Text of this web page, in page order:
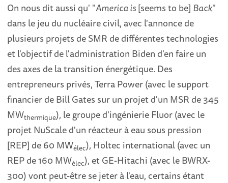
On nous dit aussi qu' "America is[seems to be] Back"
dans le jeu du nucléaire civil, avec l'annonce de
plusieurs projets de SMR de différentes technologies
et l'objectif de l'administration Biden d'en faire un
des axes de la transition énergétique. Des
entrepreneurs privés, Terra Power (avec le support
financier de Bill Gates sur un projet d'un MSR de 345
MWthermique), le groupe d'ingénierie Fluor (avec le
projet NuScale d'un réacteur à eau sous pression
[REP] de 60 MWélec), Holtec international (avec un
REP de 160 MWélec), et GE-Hitachi (avec le BWRX-
300) vont peut-être se jeter à l'eau, certains étant